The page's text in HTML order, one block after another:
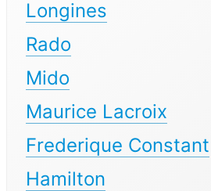
Longines
Rado
Mido
Maurice Lacroix
Frederique Constant
Hamilton